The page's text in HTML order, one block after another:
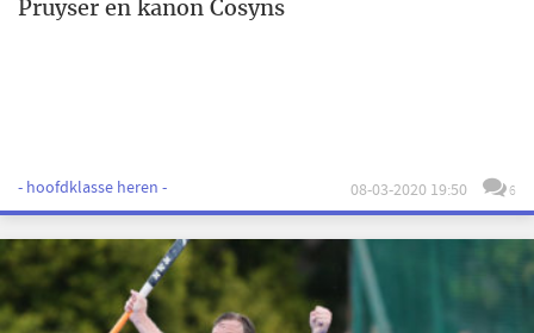
Pruyser en kanon Cosyns
- hoofdklasse heren - 08-03-2020 19:50 6